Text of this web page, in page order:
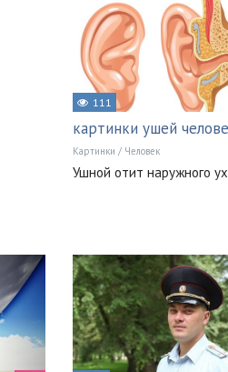
111
картинки ушей
Картинки / Человек
Ушной отит наружного